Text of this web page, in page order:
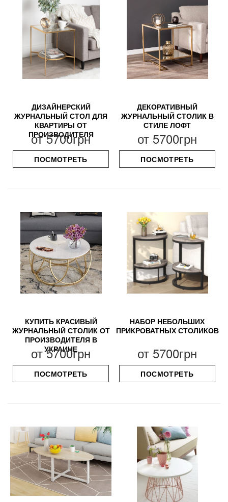
ДИЗАЙНЕРСКИЙ
ЖУРНАЛЬНЫЙ СТОЛ ДЛЯ
КВАРТИРЫ ОТ
ПРОИЗВОДИТЕЛЯ
от5700грн
ПОСМОТРЕТЬ
ДЕКОРАТИВНЫЙ
ЖУРНАЛЬНЫЙ СТОЛИК В
СТИЛЕ ЛОФТ
от 5700грн
ПОСМОТРЕТЬ
КУПИТЬ КРАСИВЫЙ
ЖУРНАЛЬНЫЙ СТОЛИК ОТ
ПРОИЗВОДИТЕЛЯ В
УКРАИНЕ
от5700грн
ПОСМОТРЕТЬ
НАБОР НЕБОЛЬШИХ
ПРИКРОВАТНЫХ СТОЛИКОВ
от 5700грн
ПОСМОТРЕТЬ